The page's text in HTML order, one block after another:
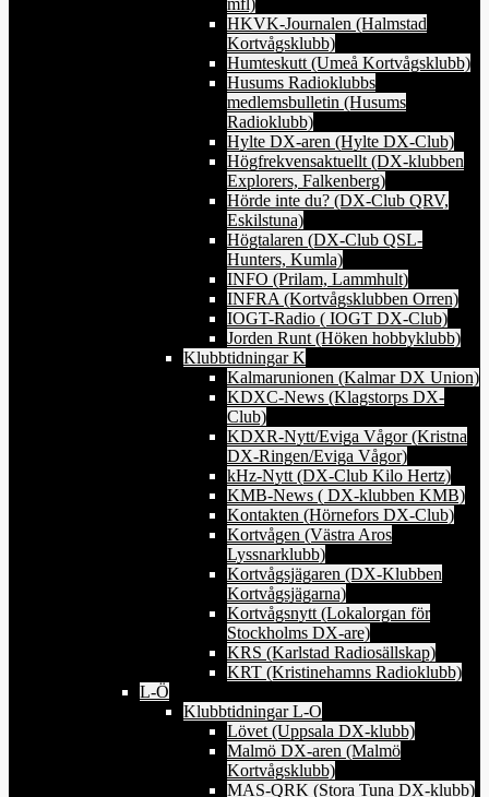
HKVK-Journalen (Halmstad
Kortvågsklubb)
Humteskutt (Umeå Kortvågsklubb)
Husums Radioklubbs
medlemsbulletin (Husums
Radioklubb)
Hylte DX-aren (Hylte DX-Club)
Högfrekvensaktuellt (DX-klubben
Explorers, Falkenberg)
Hörde inte du? (DX-Club QRV,
Eskilstuna)
Högtalaren (DX-Club QSL-
Hunters, Kumla)
INFO (Prilam, Lammhult)
INFRA (Kortvågsklubben Orren)
IOGT-Radio ( IOGT DX-Club)
Jorden Runt (Höken hobbyklubb)
Klubbtidningar K
Kalmarunionen (Kalmar DX Union)
KDXC-News (Klagstorps DX-
Club)
KDXR-Nytt/Eviga Vågor (Kristna
DX-Ringen/Eviga Vågor)
kHz-Nytt (DX-Club Kilo Hertz)
KMB-News ( DX-klubben KMB)
Kontakten (Hörnefors DX-Club)
Kortvågen (Västra Aros
Lyssnarklubb)
Kortvågsjägaren (DX-Klubben
Kortvågsjägarna)
Kortvågsnytt (Lokalorgan för
Stockholms DX-are)
KRS (Karlstad Radiosällskap)
KRT (Kristinehamns Radioklubb)
L-Ö
Klubbtidningar L-O
Lövet (Uppsala DX-klubb)
Malmö DX-aren (Malmö
Kortvågsklubb)
MAS-QRK (Stora Tuna DX-klubb)